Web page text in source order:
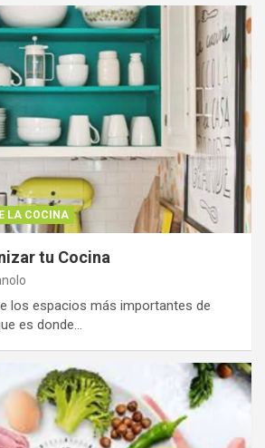
LA COCINA
tu Cocina
los espacios más importantes de
es donde…